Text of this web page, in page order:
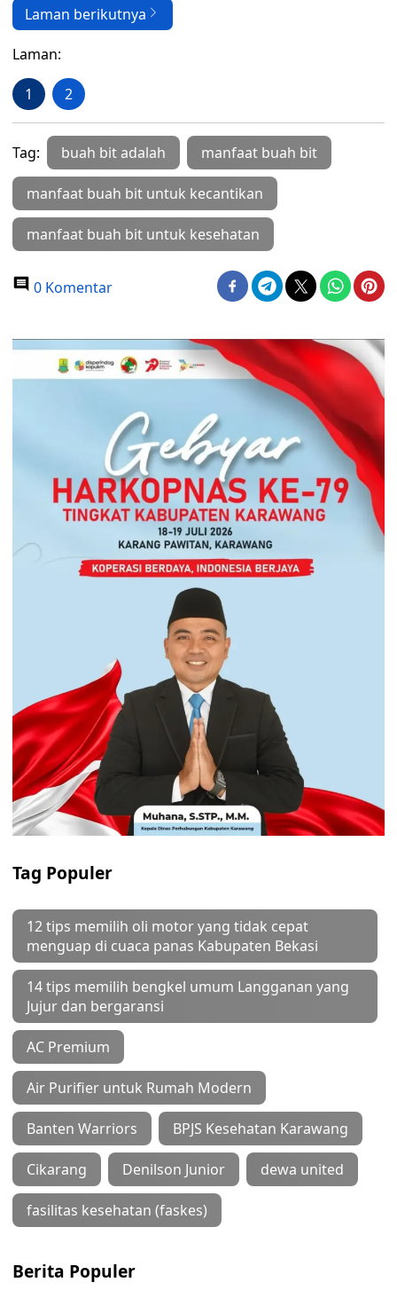
Laman berikutnya
Laman:
1 2
Tag: buah bit adalah manfaat buah bit
manfaat buah bit untuk kecantikan
manfaat buah bit untuk kesehatan
0 Komentar
Tag Populer
12 tips memilih oli motor yang tidak cepat
menguap di cuaca panas Kabupaten Bekasi
14 tips memilih bengkel umum Langganan yang
Jujur dan bergaransi
AC Premium
Air Purifier untuk Rumah Modern
Banten Warriors BPJS Kesehatan Karawang
Cikarang Denilson Junior dewa united
fasilitas kesehatan (faskes)
Berita Populer